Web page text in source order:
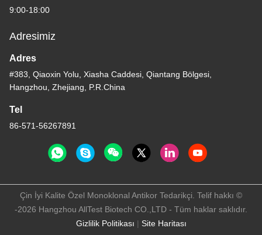
9:00-18:00
Adresimiz
Adres
#383, Qiaoxin Yolu, Xiasha Caddesi, Qiantang Bölgesi,
Hangzhou, Zhejiang, P.R.China
Tel
86-571-56267891
Gizlilik Politikası | Site Haritası
Çin İyi Kalite Özel Monoklonal Antikor Tedarikçi. Telif hakkı ©
-2026 Hangzhou AllTest Biotech CO.,LTD - Tüm haklar saklıdır.